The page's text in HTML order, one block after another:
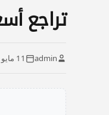
تراجع
admin 11 مايو 2025، 12:36 م